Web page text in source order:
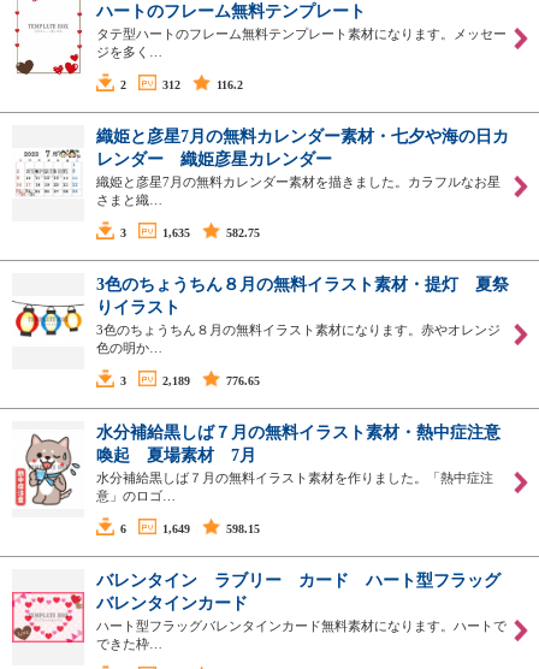
ハートのフレーム無料テンプレート
タテ型ハートのフレーム無料テンプレート素材になります。メッセー
ジを多く…
2 312 116.2
織姫と彦星7月の無料カレンダー素材・七夕や海の日カ
レンダー 織姫彦星カレンダー
織姫と彦星7月の無料カレンダー素材を描きました。カラフルなお星
さまと織…
3 1,635 582.75
3色のちょうちん８月の無料イラスト素材・提灯 夏祭
りイラスト
3色のちょうちん８月の無料イラスト素材になります。赤やオレンジ
色の明か…
3 2,189 776.65
水分補給黒しば７月の無料イラスト素材・熱中症注意
喚起 夏場素材 7月
水分補給黒しば７月の無料イラスト素材を作りました。「熱中症注
意」のロゴ…
6 1,649 598.15
バレンタイン ラブリー カード ハート型フラッグ
バレンタインカード
ハート型フラッグバレンタインカード無料素材になります。ハートで
できた枠…